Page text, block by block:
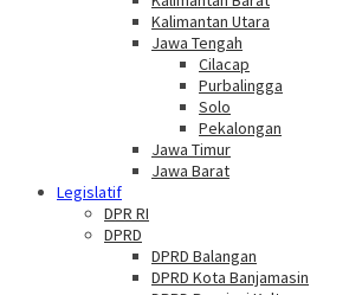
Kalimantan Utara
Jawa Tengah
Cilacap
Purbalingga
Solo
Pekalongan
Jawa Timur
Jawa Barat
Legislatif
DPR RI
DPRD
DPRD Balangan
DPRD Kota Banjamasin